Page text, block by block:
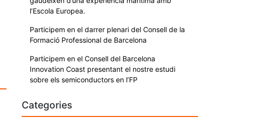
l’Escola Europea.
Participem en el darrer plenari del Consell de la
Formació Professional de Barcelona
Participem en el Consell del Barcelona
Innovation Coast presentant el nostre estudi
sobre els semiconductors en l’FP
Categories